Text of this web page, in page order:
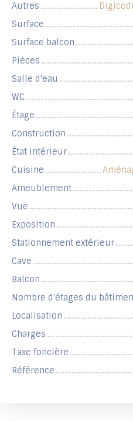
Autres
Surface
Surface balcon
Pièces
Salle d'eau
WC
Étage
Construction
État intérieur
Cuisine
Ameublement
Vue
Exposition
Stationnement extérieur
Cave
Balcon
Nombre d'étages du
Localisation
Charges
Taxe foncière
Référence